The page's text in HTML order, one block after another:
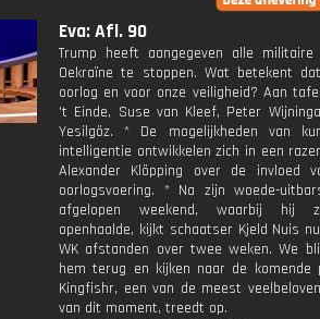
Eva: Afl. 90
Trump heeft aangegeven alle
Oekraïne te stoppen. Wat betekent
oorlog en voor onze veiligheid? Aan
't Einde, Suse van Kleef, Peter
Yesilgöz. * De mogelijkheden van
intelligentie ontwikkelen zich in een
Alexander Klöpping over de invloed
oorlogsvoering. * Na zijn woede-
afgelopen weekend, waarbij hij
openhaalde, kijkt schaatser Kjeld Nuis
WK afstanden over twee weken. We
hem terug en kijken naar de komende
Kingfishr, een van de meest
van dit moment, treedt op.